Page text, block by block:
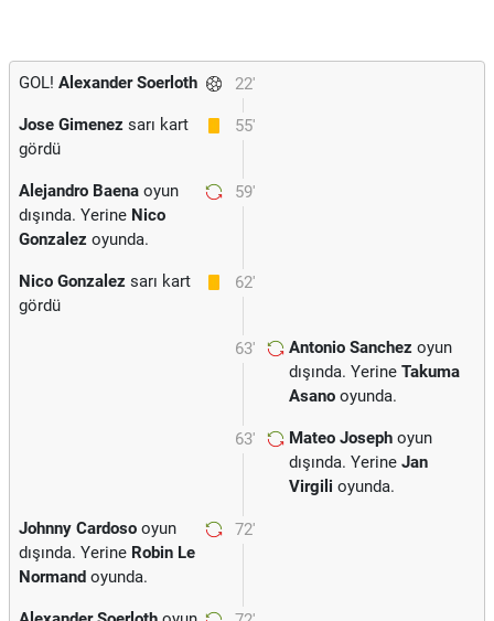
22'
GOL! Alexander Soerloth
55'
Jose Gimenez sarı kart
gördü
59'
Alejandro Baena oyun
dışında. Yerine Nico
Gonzalez oyunda.
62'
Nico Gonzalez sarı kart
gördü
63' Antonio Sanchez oyun
dışında. Yerine Takuma
Asano oyunda.
63' Mateo Joseph oyun
dışında. Yerine Jan
Virgili oyunda.
72'
Johnny Cardoso oyun
dışında. Yerine Robin Le
Normand oyunda.